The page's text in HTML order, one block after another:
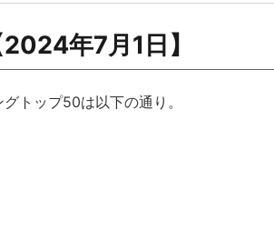
年7月1日】
トップ50は以下の通り。